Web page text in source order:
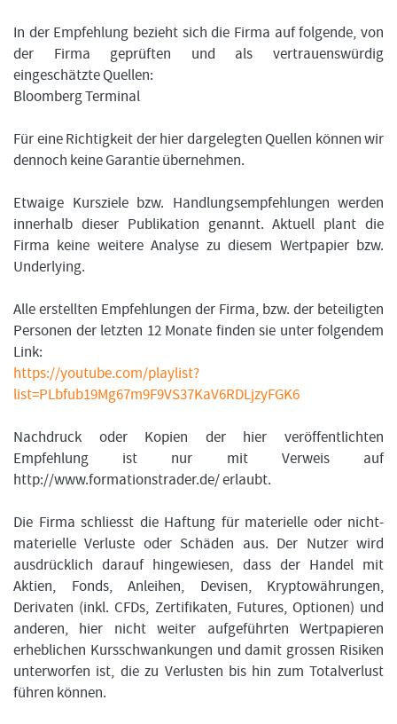
In der Empfehlung bezieht sich die Firma auf folgende, von
der Firma geprüften und als vertrauenswürdig
eingeschätzte Quellen:
Bloomberg Terminal
Für eine Richtigkeit der hier dargelegten Quellen können wir
dennoch keine Garantie übernehmen.
Etwaige Kursziele bzw. Handlungsempfehlungen werden
innerhalb dieser Publikation genannt. Aktuell plant die
Firma keine weitere Analyse zu diesem Wertpapier bzw.
Underlying.
Alle erstellten Empfehlungen der Firma, bzw. der beteiligten
Personen der letzten 12 Monate finden sie unter folgendem
Link:
https://youtube.com/playlist?
list=PLbfub19Mg67m9F9VS37KaV6RDLjzyFGK6
Nachdruck oder Kopien der hier veröffentlichten
Empfehlung ist nur mit Verweis auf
http://www.formationstrader.de/ erlaubt.
Die Firma schliesst die Haftung für materielle oder nicht-
materielle Verluste oder Schäden aus. Der Nutzer wird
ausdrücklich darauf hingewiesen, dass der Handel mit
Aktien, Fonds, Anleihen, Devisen, Kryptowährungen,
Derivaten (inkl. CFDs, Zertifikaten, Futures, Optionen) und
anderen, hier nicht weiter aufgeführten Wertpapieren
erheblichen Kursschwankungen und damit grossen Risiken
unterworfen ist, die zu Verlusten bis hin zum Totalverlust
führen können.